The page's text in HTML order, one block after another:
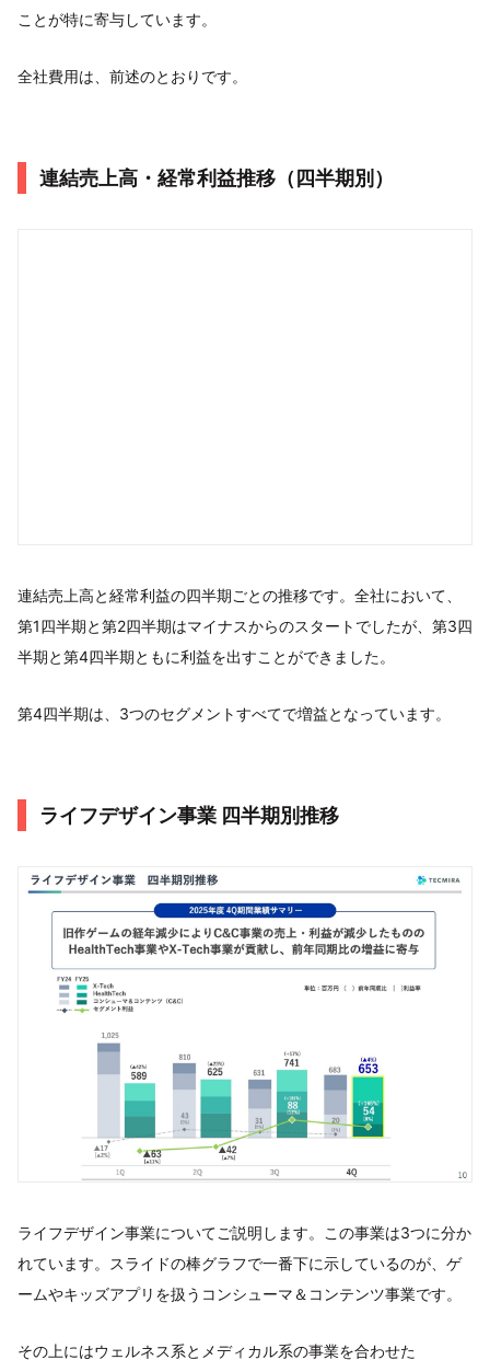
ことが特に寄与しています。
全社費用は、前述のとおりです。
連結売上高・経常利益推移（四半期別）
連結売上高と経常利益の四半期ごとの推移です。全社において、
第1四半期と第2四半期はマイナスからのスタートでしたが、第3四
半期と第4四半期ともに利益を出すことができました。
第4四半期は、3つのセグメントすべてで増益となっています。
ライフデザイン事業 四半期別推移
ライフデザイン事業についてご説明します。この事業は3つに分か
れています。スライドの棒グラフで一番下に示しているのが、ゲ
ームやキッズアプリを扱うコンシューマ＆コンテンツ事業です。
その上にはウェルネス系とメディカル系の事業を合わせた